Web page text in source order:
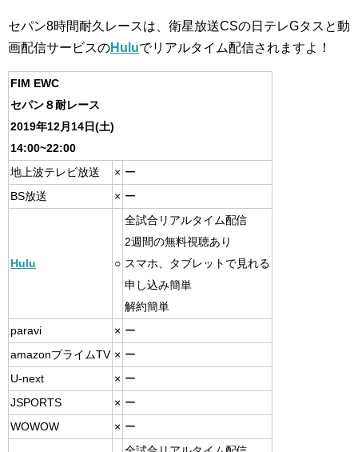
セパン8時間耐久レースは、衛星放送CSの日テレGタスと動
画配信サービスのHuluでリアルタイム配信されますよ！
FIM EWC
セパン８耐レース
2019年12月14日(土)
14:00~22:00
地上波テレビ放送
× ー
BS放送
× ー
Hulu ○
全試合リアルタイム配信
2週間の無料視聴あり
スマホ、タブレットで見れる
申し込み簡単
解約簡単
paravi
× ー
amazonプライムTV × ー
U-next
× ー
JSPORTS
× ー
WOWOW
× ー